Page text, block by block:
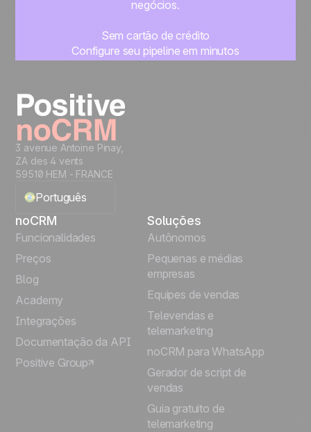
negócios.
Sem cartão de crédito
Configure seu pipeline em minutos
3 avenue Antoine Pinay,
ZA des 4 vents
59510 HEM - FRANCE
Português
English
Français
Español
Italiano
Deutsch
noCRM
Funcionalidades
Preços
Blog
Academy
Integrações
Documentação da API
Positive Group
Soluções
Autônomos
Pequenas e médias
empresas
Equipes de vendas
Televendas e
telemarketing
noCRM para WhatsApp
Gerador de script de
vendas
Guia gratuito de
telemarketing